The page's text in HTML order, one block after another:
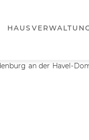
an der Havel-